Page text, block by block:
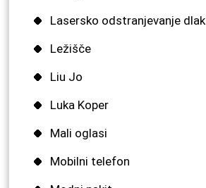
Lasersko odstranjevanje dlak
Ležišče
Liu Jo
Luka Koper
Mali oglasi
Mobilni telefon